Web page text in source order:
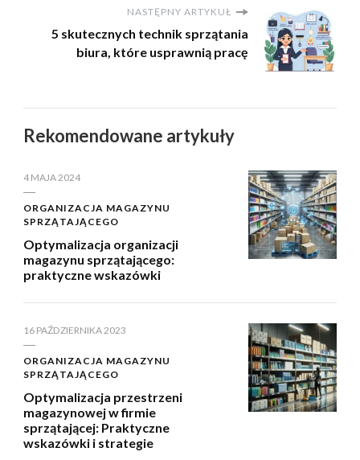
NASTĘPNY ARTYKUŁ
5 skutecznych technik sprzątania
biura, które usprawnią pracę
Rekomendowane artykuły
4 MAJA 2024
ORGANIZACJA MAGAZYNU
SPRZĄTAJĄCEGO
Optymalizacja organizacji
magazynu sprzątającego:
praktyczne wskazówki
16 PAŹDZIERNIKA 2023
ORGANIZACJA MAGAZYNU
SPRZĄTAJĄCEGO
Optymalizacja przestrzeni
magazynowej w firmie
sprzątającej: Praktyczne
wskazówki i strategie